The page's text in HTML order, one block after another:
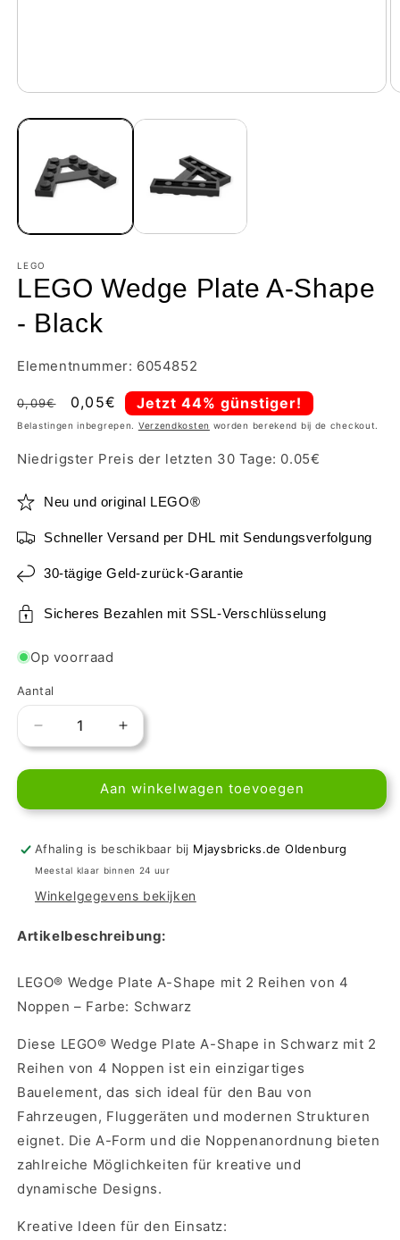
LEGO
LEGO Wedge Plate A-Shape
- Black
Elementnummer: 6054852
Normale
prijs
0,09€ Aanbiedingsprijs
0,05€ Jetzt 44% günstiger!
Belastingen inbegrepen. Verzendkosten worden berekend bij de checkout.
Niedrigster Preis der letzten 30 Tage: 0.05€
Neu und original LEGO®
Schneller Versand per DHL mit Sendungsverfolgung
30-tägige Geld-zurück-Garantie
Sicheres Bezahlen mit SSL-Verschlüsselung
Op voorraad
Aantal
Aantal
verlagen
voor
Wedge
A-
Shape
Black
Aantal
verhogen
voor
LEGO
Wedge
A-
Shape
Black
Aan winkelwagen toevoegen
Afhaling is beschikbaar bij Mjaysbricks.de Oldenburg
Meestal klaar binnen 24 uur
Winkelgegevens bekijken
Artikelbeschreibung:
LEGO® Wedge Plate A-Shape mit 2 Reihen von 4
Noppen – Farbe: Schwarz
Diese LEGO® Wedge Plate A-Shape in Schwarz mit 2
Reihen von 4 Noppen ist ein einzigartiges
Bauelement, das sich ideal für den Bau von
Fahrzeugen, Fluggeräten und modernen Strukturen
eignet. Die A-Form und die Noppenanordnung bieten
zahlreiche Möglichkeiten für kreative und
dynamische Designs.
Kreative Ideen für den Einsatz: